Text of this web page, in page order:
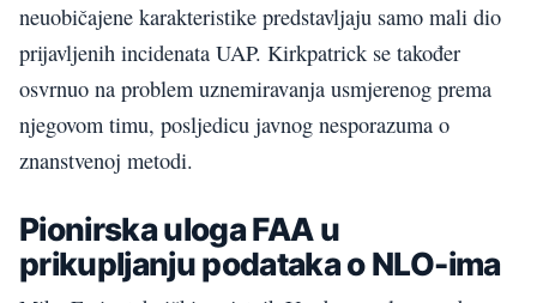
neuobičajene karakteristike predstavljaju samo mali dio
prijavljenih incidenata UAP. Kirkpatrick se također
osvrnuo na problem uznemiravanja usmjerenog prema
njegovom timu, posljedicu javnog nesporazuma o
znanstvenoj metodi.
Pionirska uloga FAA u
prikupljanju podataka o NLO-ima